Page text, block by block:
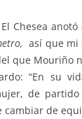
Chesea
así que mi
que Mouriño
“En su
de
cambiar de